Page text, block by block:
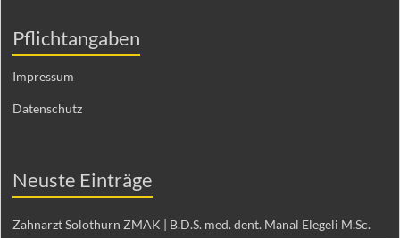
Pflichtangaben
Impressum
Datenschutz
Neuste Einträge
Zahnarzt Solothurn ZMAK | B.D.S. med. dent. Manal Elegeli M.Sc.